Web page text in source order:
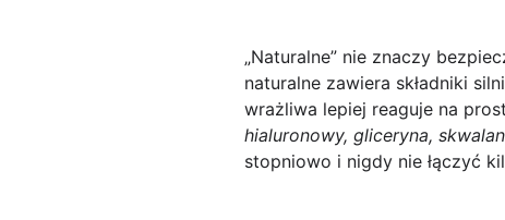
„Naturalne” nie znaczy
naturalne zawiera składniki
wrażliwa lepiej reaguje na
hialuronowy, gliceryna, skwalan
stopniowo i nigdy nie łączyć